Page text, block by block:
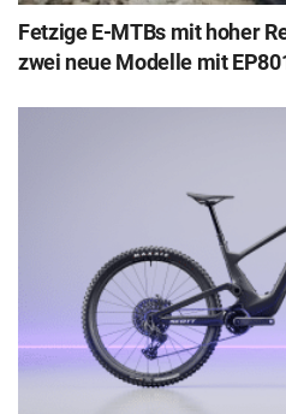
Fetzige E-MTBs mit hoher
zwei neue Modelle mit